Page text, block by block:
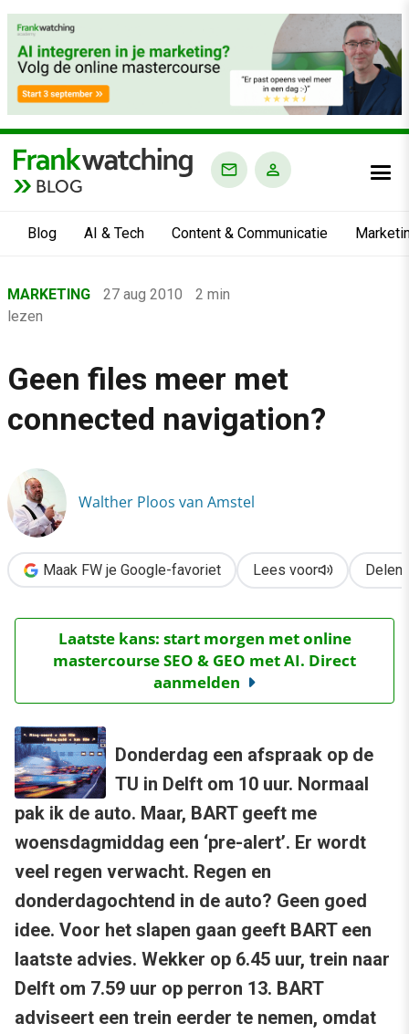
BLOG
Blog AI & Tech Content & Communicatie
›
Marketing
›
MARKETING 27 aug 2010
2 min
lezen
Geen files meer met
connected navigation?
Walther Ploos van Amstel
Maak FW je Google-favoriet Lees voor Delen
Laatste kans: start morgen met online
mastercourse SEO & GEO met AI. Direct
aanmelden
Donderdag een afspraak op de
TU in Delft om 10 uur. Normaal
pak ik de auto. Maar, BART geeft me
woensdagmiddag een ‘pre-alert’. Er wordt
veel regen verwacht. Regen en
donderdagochtend in de auto? Geen goed
idee. Voor het slapen gaan geeft BART een
laatste advies. Wekker op 6.45 uur, trein naar
Delft om 7.59 uur op perron 13. BART
adviseert een trein eerder te nemen, omdat